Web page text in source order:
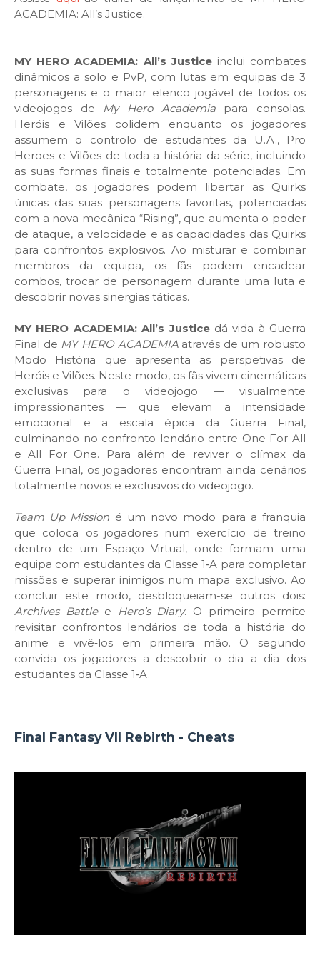
ACADEMIA: All’s Justice.
MY HERO ACADEMIA: All’s Justiceinclui combates
dinâmicos a solo e PvP, com lutas em equipas de 3
personagens e o maior elenco jogável de todos os
videojogos de My Hero Academiapara consolas.
Heróis e Vilões colidem enquanto os jogadores
assumem o controlo de estudantes da U.A., Pro
Heroes e Vilões de toda a história da série, incluindo
as suas formas finais e totalmente potenciadas. Em
combate, os jogadores podem libertar as Quirks
únicas das suas personagens favoritas, potenciadas
com a nova mecânica “Rising”, que aumenta o poder
de ataque, a velocidade e as capacidades das Quirks
para confrontos explosivos. Ao misturar e combinar
membros da equipa, os fãs podem encadear
combos, trocar de personagem durante uma luta e
descobrir novas sinergias táticas.
MY HERO ACADEMIA: All’s Justicedá vida à Guerra
Final de MY HERO ACADEMIAatravés de um robusto
Modo História que apresenta as perspetivas de
Heróis e Vilões. Neste modo, os fãs vivem cinemáticas
exclusivas para o videojogo — visualmente
impressionantes — que elevam a intensidade
emocional e a escala épica da Guerra Final,
culminando no confronto lendário entre One For All
e All For One. Para além de reviver o clímax da
Guerra Final, os jogadores encontram ainda cenários
totalmente novos e exclusivos do videojogo.
Team Up Mission é um novo modo para a franquia
que coloca os jogadores num exercício de treino
dentro de um Espaço Virtual, onde formam uma
equipa com estudantes da Classe 1‑A para completar
missões e superar inimigos num mapa exclusivo. Ao
concluir este modo, desbloqueiam-se outros dois:
Archives Battlee Hero’s Diary. O primeiro permite
revisitar confrontos lendários de toda a história do
anime e vivê‑los em primeira mão. O segundo
convida os jogadores a descobrir o dia a dia dos
estudantes da Classe 1‑A.
Final Fantasy VII Rebirth - Cheats